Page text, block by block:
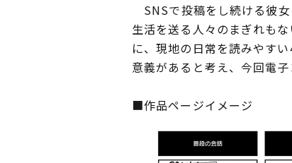
SNSで投稿をし続ける彼
生活を送る人々のまぎれも
に、現地の日常を読みやす
意義があると考え、今回電
■作品ページイメージ